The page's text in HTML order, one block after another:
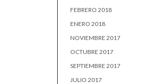
FEBRERO 2018
ENERO 2018
NOVIEMBRE 2017
OCTUBRE 2017
SEPTIEMBRE 2017
JULIO 2017